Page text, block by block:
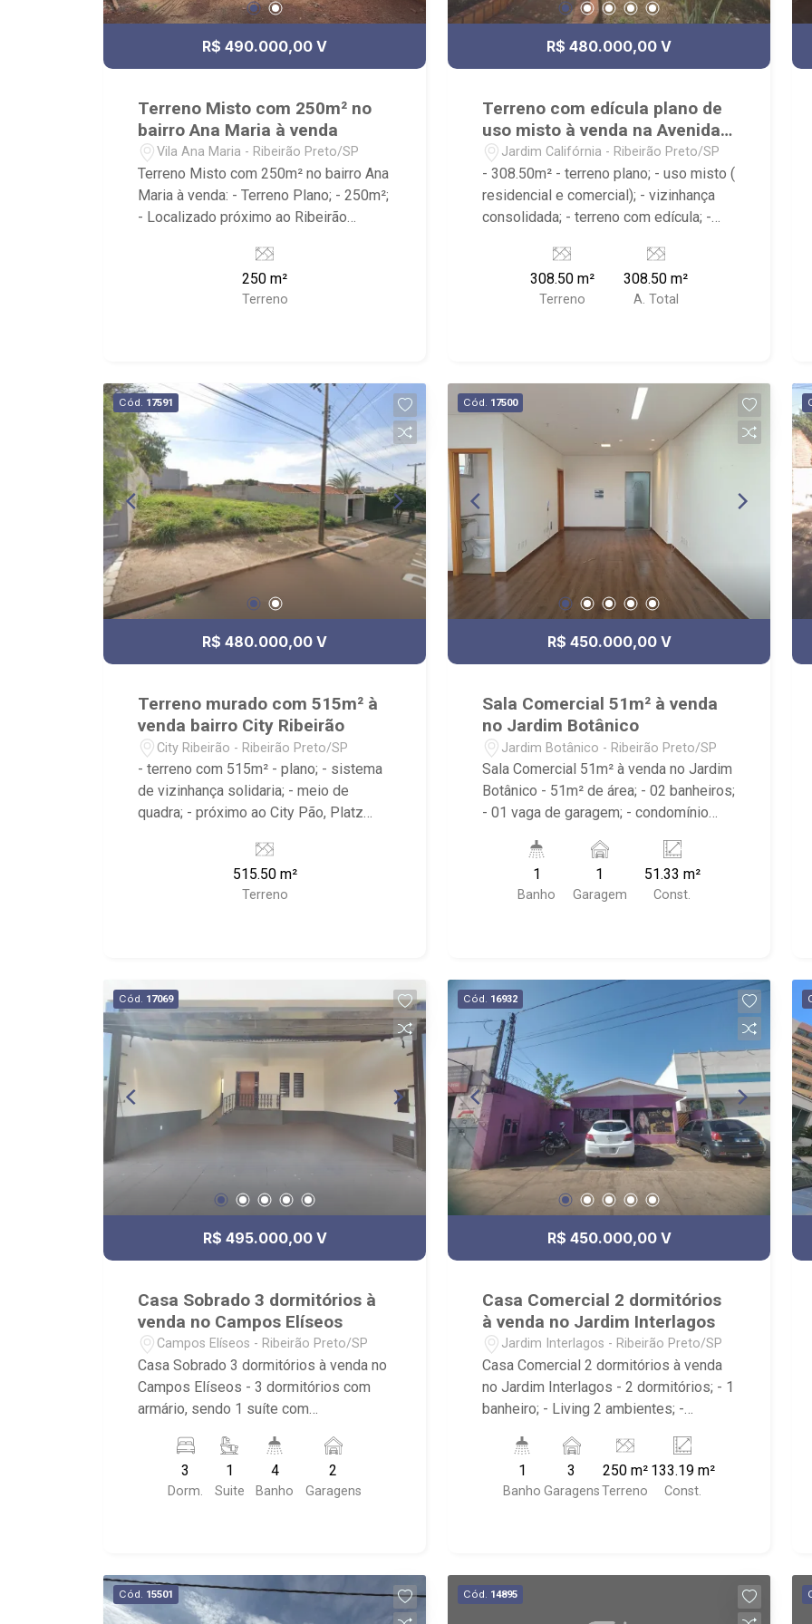
R$ 490.000,00 V
Terreno Misto com 250m² no
bairro Ana Maria à venda
Vila Ana Maria - Ribeirão Preto/SP
Terreno Misto com 250m² no bairro Ana
Maria à venda: - Terreno Plano; - 250m²;
- Localizado próximo ao Ribeirão
250 m²
Terreno
R$ 480.000,00 V
Terreno com edícula plano de
uso misto à venda na Avenida
Califórnia
Jardim Califórnia - Ribeirão Preto/SP
- 308.50m² - terreno plano; - uso misto (
residencial e comercial); - vizinhança
consolidada; - terreno com edícula; -
308.50 m²
Terreno
308.50 m²
A. Total
Cód. 17591
R$ 480.000,00 V
Terreno murado com 515m² à
venda bairro City Ribeirão
City Ribeirão - Ribeirão Preto/SP
- terreno com 515m² - plano; - sistema
de vizinhança solidaria; - meio de
quadra; - próximo ao City Pão, Platz
515.50 m²
Terreno
Cód. 17500
R$ 450.000,00 V
Sala Comercial 51m² à venda
no Jardim Botânico
Jardim Botânico - Ribeirão Preto/SP
Sala Comercial 51m² à venda no Jardim
Botânico - 51m² de área; - 02 banheiros;
- 01 vaga de garagem; - condomínio
Parque Raya e Av. Wladimir Meirelles
1
Banho
1
Garagem
51.33 m²
Const.
Cód. 17069
R$ 495.000,00 V
Casa Sobrado 3 dormitórios à
venda no Campos Elíseos
Campos Elíseos - Ribeirão Preto/SP
Casa Sobrado 3 dormitórios à venda no
Campos Elíseos - 3 dormitórios com
armário, sendo 1 suíte com
armário e box; - Living 2 ambientes; -
Sala de Jantar; - 2 lavabos; - 2
cozinhas; - Cozinha Americana; - Área
3
Dorm.
1
Suite
4
Banho
2
Garagens
Cód. 16932
R$ 450.000,00 V
Casa Comercial 2 dormitórios
à venda no Jardim Interlagos
Jardim Interlagos - Ribeirão Preto/SP
Casa Comercial 2 dormitórios à venda
no Jardim Interlagos - 2 dormitórios; - 1
banheiro; - Living 2 ambientes; -
Lateral no imóvel; - 3 vagas cobertas; -
Vitrine; - Escritório; - Iluminação no
imóvel; - Padrão de Energia; - Próximo
1
Banho
3
Garagens
250 m²
Terreno
133.19 m²
Const.
Cód. 15501 Cód. 14895